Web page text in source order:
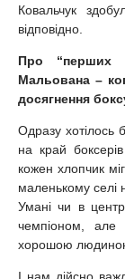
Ковальчук
відповідно.
Про “перших
Мальована –
досягнення
Одразу
на край
кожен хлопчик
маленькому селі
Умані чи в
чемпіоном, але
хорошою